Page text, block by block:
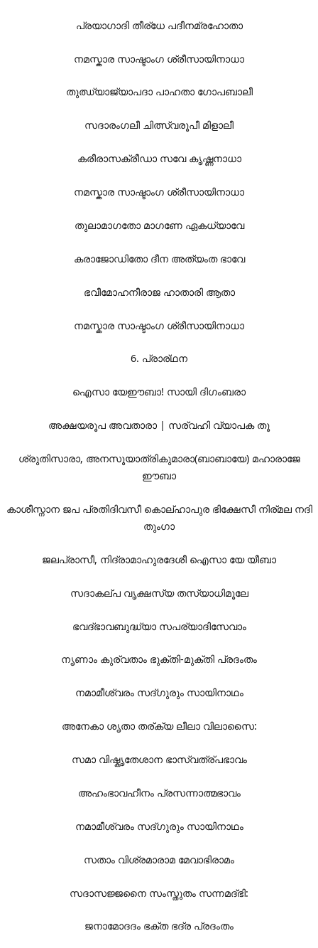
പ്രയാഗാദി തീര്ധേ പദീനമ്രഹോതാ
നമസ്കാര സാഷ്ടാംഗ ശ്രീസായിനാധാ
തുഝ്യാജ്യാപദാ പാഹതാ ഗോപബാലീ
സദാരംഗലീ ചിത്സ്വരൂപീ മിളാലീ
കരീരാസക്രീഡാ സവേ കൃഷ്ണനാധാ
നമസ്കാര സാഷ്ടാംഗ ശ്രീസായിനാധാ
തുലാമാഗതോ മാഗണേ ഏകധ്യാവേ
കരാജോഡിതോ ദീന അത്യംത ഭാവേ
ഭവീമോഹനീരാജ ഹാതാരി ആതാ
നമസ്കാര സാഷ്ടാംഗ ശ്രീസായിനാധാ
6. പ്രാര്ഥന
ഐസാ യേ‌ഈബാ! സായി ദിഗംബരാ
അക്ഷയരൂപ അവതാരാ | സര്വഹി വ്യാപക തൂ
ശ്രുതിസാരാ, അനസൂയാത്രികുമാരാ(ബാബായേ) മഹാരാജേ
ഈബാ
കാശീസ്നാന ജപ പ്രതിദിവസീ കൊല്ഹാപുര ഭിക്ഷേസീ നിര്മല നദി
തുംഗാ
ജലപ്രാസീ, നിദ്രാമാഹുരദേശീ ഐസാ യേ യീബാ
സദാകല്പ വൃക്ഷസ്യ തസ്യാധിമൂലേ
ഭവദ്ഭാവബുദ്ധ്യാ സപര്യാദിസേവാം
നൃണാം കുര്വതാം ഭുക്തി-മുക്തി പ്രദംതം
നമാമീശ്വരം സദ്ഗുരും സായിനാഥം
അനേകാ ശൃതാ തര്ക്യ ലീലാ വിലാസൈ:
സമാ വിഷ്കൃതേശാന ഭാസ്വത്ര്പഭാവം
അഹംഭാവഹീനം പ്രസന്നാത്മഭാവം
നമാമീശ്വരം സദ്ഗുരും സായിനാഥം
സതാം വിശ്രമാരാമ മേവാഭിരാമം
സദാസജ്ജനൈ സംസ്തുതം സന്നമദ്ഭി:
ജനാമോദദം ഭക്ത ഭദ്ര പ്രദംതം